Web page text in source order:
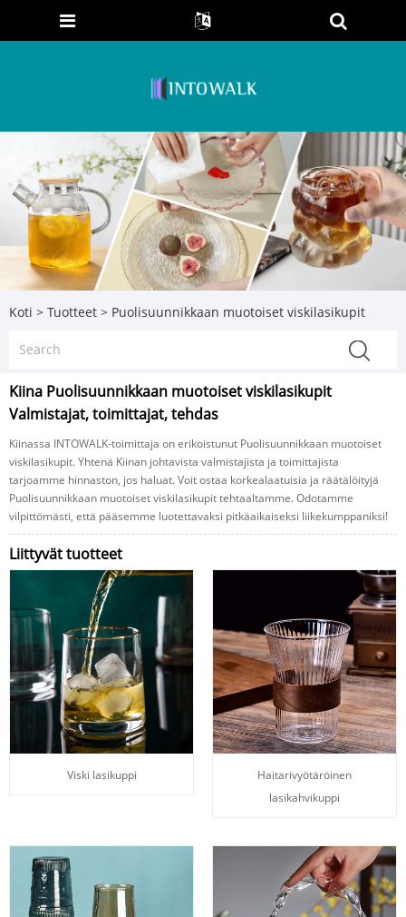
Koti > Tuotteet > Puolisuunnikkaan muotoiset viskilasikupit
Kiina Puolisuunnikkaan muotoiset viskilasikupit
Valmistajat, toimittajat, tehdas
Kiinassa INTOWALK-toimittaja on erikoistunut Puolisuunnikkaan muotoiset
viskilasikupit. Yhtenä Kiinan johtavista valmistajista ja toimittajista
tarjoamme hinnaston, jos haluat. Voit ostaa korkealaatuisia ja räätälöityjä
Puolisuunnikkaan muotoiset viskilasikupit tehtaaltamme. Odotamme
vilpittömästi, että pääsemme luotettavaksi pitkäaikaiseksi liikekumppaniksi!
Liittyvät tuotteet
Viski lasikuppi
Haitarivyötäröinen
lasikahvikuppi